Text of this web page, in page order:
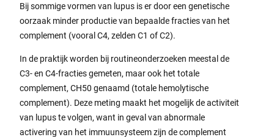
Bij sommige vormen van lupus is er door een genetische
oorzaak minder productie van bepaalde fracties van het
complement (vooral C4, zelden C1 of C2).
In de praktijk worden bij routineonderzoeken meestal de
C3- en C4-fracties gemeten, maar ook het totale
complement, CH50 genaamd (totale hemolytische
complement). Deze meting maakt het mogelijk de activiteit
van lupus te volgen, want in geval van abnormale
activering van het immuunsysteem zijn de complement